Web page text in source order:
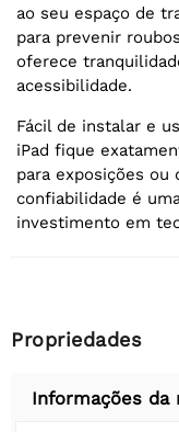
ao seu espaço de
para prevenir
oferece
acessibilidade.
Fácil de instalar e
iPad fique
para exposições ou
confiabilidade é
investimento em
Propriedades
Informações da